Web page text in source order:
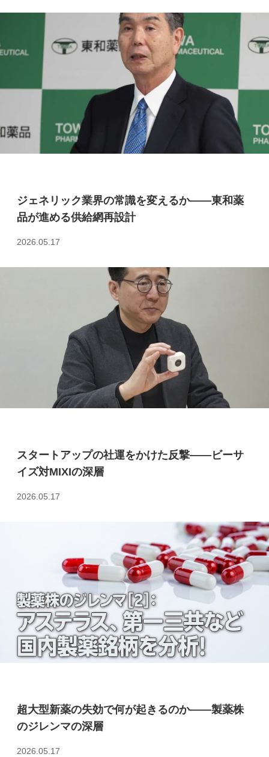
ジェネリック業界の常識を変えるか――東和薬
品が進める供給網再設計
2026.05.17
スタートアップの社運をかけた反撃――ビーサ
イズ対MIXIの深層
2026.05.17
超大型新薬の失効で何が起きるのか――製薬株
のジレンマの深層
2026.05.17